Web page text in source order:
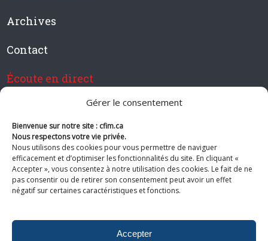
Gérer le consentement
Bienvenue sur notre site : cfim.ca
Nous respectons votre vie privée.
Nous utilisons des cookies pour vous permettre de naviguer
efficacement et d’optimiser les fonctionnalités du site. En cliquant «
Accepter », vous consentez à notre utilisation des cookies. Le fait de ne
pas consentir ou de retirer son consentement peut avoir un effet
négatif sur certaines caractéristiques et fonctions.
Accepter
Archives
Contact
Écoute en direct
Devenir membre de CFIM
Suivez-nous